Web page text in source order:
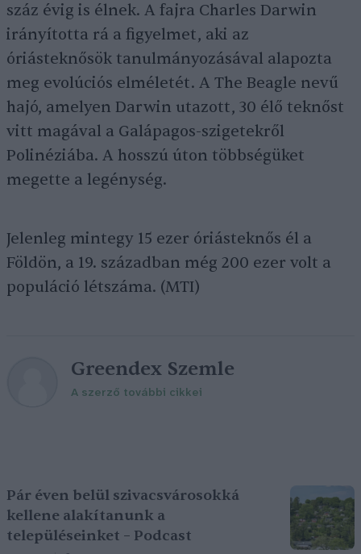
száz évig is élnek. A fajra Charles Darwin
irányította rá a figyelmet, aki az
óriásteknősök tanulmányozásával alapozta
meg evolúciós elméletét. A The Beagle nevű
hajó, amelyen Darwin utazott, 30 élő teknőst
vitt magával a Galápagos-szigetekről
Polinéziába. A hosszú úton többségüket
megette a legénység.
Jelenleg mintegy 15 ezer óriásteknős él a
Földön, a 19. században még 200 ezer volt a
populáció létszáma. (MTI)
Greendex Szemle
A szerző további cikkei
Pár éven belül szivacsvárosokká
kellene alakítanunk a
településeinket – Podcast